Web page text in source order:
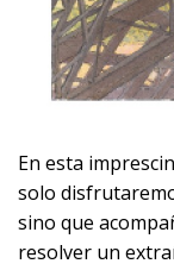
En esta
solo
sino que
resolver un